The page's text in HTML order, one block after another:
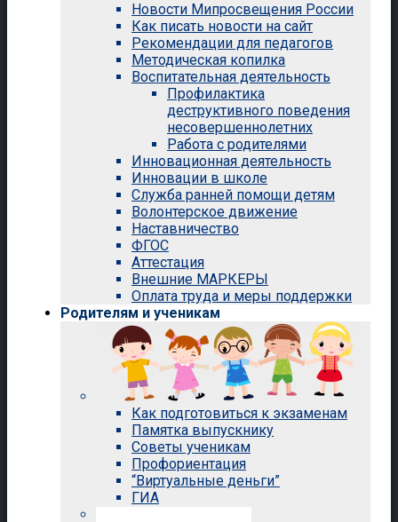
Новости Мипросвещения России
Как писать новости на сайт
Рекомендации для педагогов
Методическая копилка
Воспитательная деятельность
Профилактика
деструктивного поведения
несовершеннолетних
Работа с родителями
Инновационная деятельность
Инновации в школе
Служба ранней помощи детям
Волонтерское движение
Наставничество
ФГОС
Аттестация
Внешние МАРКЕРЫ
Оплата труда и меры поддержки
Родителям и ученикам
Как подготовиться к экзаменам
Памятка выпускнику
Советы ученикам
Профориентация
“Виртуальные деньги”
ГИА